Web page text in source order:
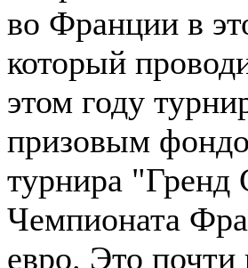
во Франции в
который
этом году
призовым
турнира
Чемпионата
евро. Это